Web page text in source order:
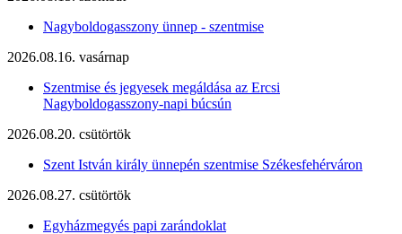
Nagyboldogasszony ünnep - szentmise
2026.08.16. vasárnap
Szentmise és jegyesek megáldása az Ercsi
Nagyboldogasszony-napi búcsún
2026.08.20. csütörtök
Szent István király ünnepén szentmise Székesfehérváron
2026.08.27. csütörtök
Egyházmegyés papi zarándoklat